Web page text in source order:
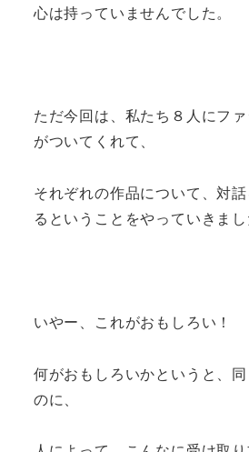
心は持っていませんでした。
ただ今回は、私たち８人にフ
がついてくれて、
それぞれの作品について、対
るということをやっていきまし
いやー、これがおもしろい！
何がおもしろいかというと、
のに、